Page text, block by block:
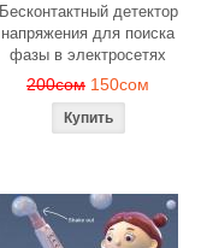
Бесконтактный детектор
напряжения для поиска
фазы в электросетях
200сом 150сом